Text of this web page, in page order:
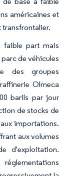
américaines et
faible part mais
de véhicules
des groupes
Olmeca
barils par jour
de stocks de
importations.
aux volumes
d'exploitation.